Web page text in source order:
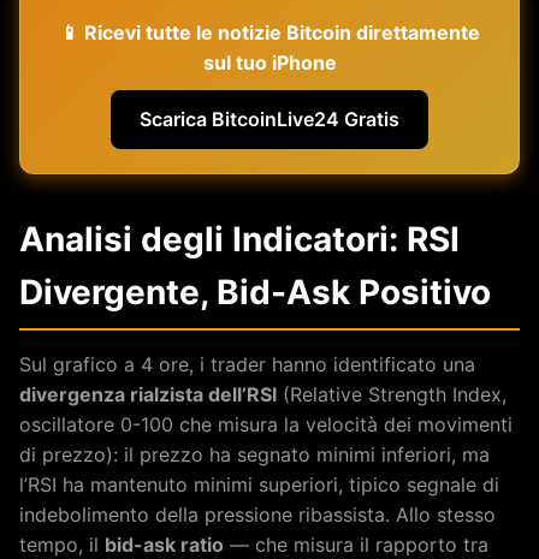
📱 Ricevi tutte le notizie Bitcoin direttamente
sul tuo iPhone
Scarica BitcoinLive24 Gratis
Analisi degli Indicatori: RSI
Divergente, Bid-Ask Positivo
Sul grafico a 4 ore, i trader hanno identificato una
divergenza rialzista dell’RSI (Relative Strength Index,
oscillatore 0-100 che misura la velocità dei movimenti
di prezzo): il prezzo ha segnato minimi inferiori, ma
l’RSI ha mantenuto minimi superiori, tipico segnale di
indebolimento della pressione ribassista. Allo stesso
tempo, il bid-ask ratio — che misura il rapporto tra